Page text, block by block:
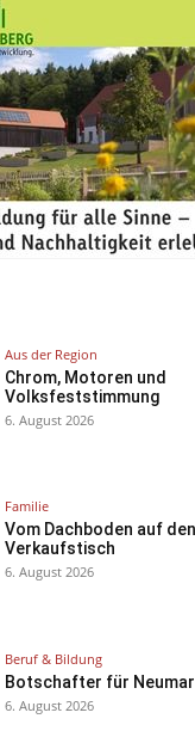
Aus der Region
Chrom, Motoren und
Volksfeststimmung
6. August 2026
Familie
Vom Dachboden auf den
Verkaufstisch
6. August 2026
Beruf & Bildung
Botschafter für
6. August 2026